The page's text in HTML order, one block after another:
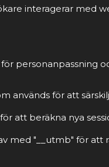
interagerar med
används för att
att beräkna nya
med "__utmb" för